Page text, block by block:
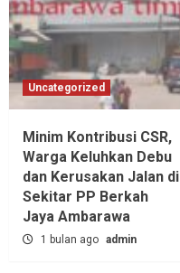
Uncategorized
Minim Kontribusi CSR,
Warga Keluhkan Debu
dan Kerusakan Jalan di
Sekitar PP Berkah
Jaya Ambarawa‎
1 bulan ago admin